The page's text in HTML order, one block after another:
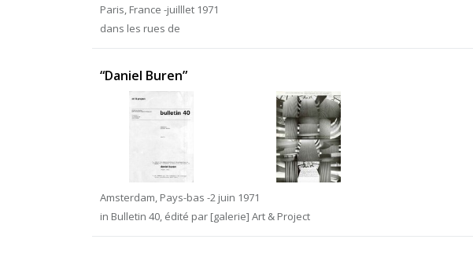
Paris, France -juilllet 1971
dans les rues de
“Daniel Buren”
Amsterdam, Pays-bas -2 juin 1971
in Bulletin 40, édité par [galerie] Art & Project